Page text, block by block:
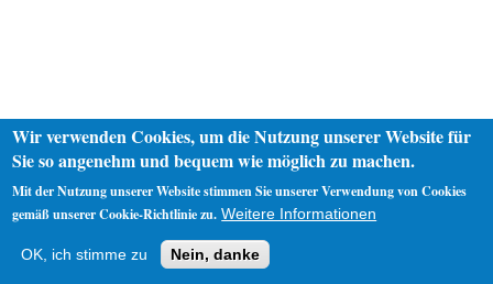
Impressum
Wir verwenden Cookies, um die Nutzung unserer Website für
Sie so angenehm und bequem wie möglich zu machen.
Mit der Nutzung unserer Website stimmen Sie unserer Verwendung von Cookies
gemäß unserer Cookie-Richtlinie zu. Weitere Informationen
OK, ich stimme zu Nein, danke